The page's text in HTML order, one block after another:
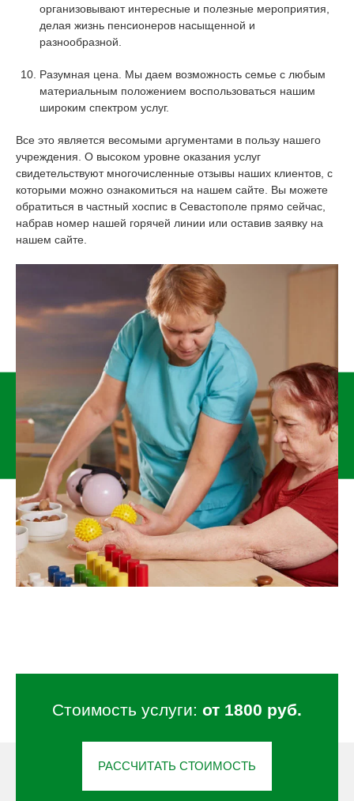
организовывают интересные и полезные мероприятия,
делая жизнь пенсионеров насыщенной и
разнообразной.
Разумная цена. Мы даем возможность семье с любым
материальным положением воспользоваться нашим
широким спектром услуг.
Все это является весомыми аргументами в пользу нашего
учреждения. О высоком уровне оказания услуг
свидетельствуют многочисленные отзывы наших клиентов, с
которыми можно ознакомиться на нашем сайте. Вы можете
обратиться в частный хоспис в Севастополе прямо сейчас,
набрав номер нашей горячей линии или оставив заявку на
нашем сайте.
Стоимость услуги: от 1800 руб.
РАССЧИТАТЬ СТОИМОСТЬ